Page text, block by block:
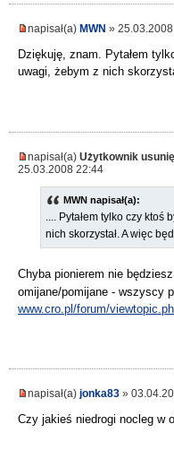
napisał(a) MWN »
Dziękuję, znam. Pytałem
uwagi, żebym z nich
napisał(a) Użytkownik
25.03.2008 22:44
MWN napisał(a):
.... Pytałem tylko czy ktoś
nich skorzystał. A więc
Chyba pionierem nie
omijane/pomijane - wszyscy
www.cro.pl/forum/
napisał(a) jonka83 »
Czy jakieś niedrogi nocleg w